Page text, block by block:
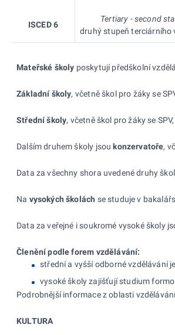
ISCED 6
Tertiary - second
druhý stupeň terciárního
Mateřské školy poskytují předškolní
Základní školy, včetně škol pro žáky se
Střední školy, včetně škol pro žáky se
Dalším druhem školy jsou konzervatoře,
Data za všechny shora uvedené druhy
Na vysokých školách se studuje v
Data za veřejné i soukromé vysoké školy
Členění podle forem vzdělávání:
střední a vyšší odborné vzdělávání
vysoké školy zajišťují studium
Podrobnější informace z oblasti
KULTURA